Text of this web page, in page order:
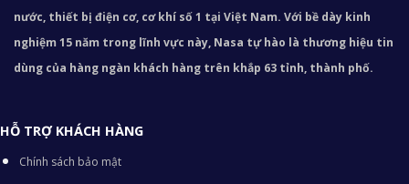
nước, thiết bị điện cơ, cơ khí số 1 tại Việt Nam. Với bề dày kinh
nghiệm 15 năm trong lĩnh vực này, Nasa tự hào là thương hiệu tin
dùng của hàng ngàn khách hàng trên khắp 63 tỉnh, thành phố.
HỖ TRỢ KHÁCH HÀNG
Chính sách bảo mật